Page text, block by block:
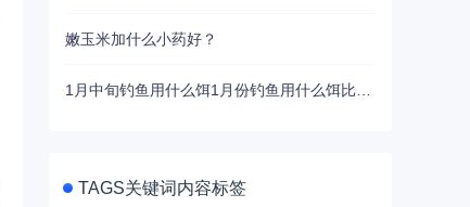
嫩玉米加什么小药好？
TAGS关键词内容标签